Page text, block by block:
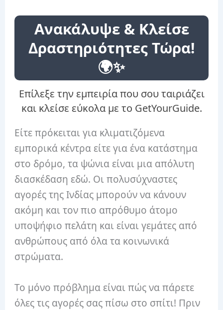
Ανακάλυψε & Κλείσε
Δραστηριότητες Τώρα!
🌍✨
Επίλεξε την εμπειρία που σου ταιριάζει
και κλείσε εύκολα με το GetYourGuide.
Είτε πρόκειται για κλιματιζόμενα
εμπορικά κέντρα είτε για ένα κατάστημα
στο δρόμο, τα ψώνια είναι μια απόλυτη
διασκέδαση εδώ. Οι πολυσύχναστες
αγορές της Ινδίας μπορούν να κάνουν
ακόμη και τον πιο απρόθυμο άτομο
υποψήφιο πελάτη και είναι γεμάτες από
ανθρώπους από όλα τα κοινωνικά
στρώματα.
Το μόνο πρόβλημα είναι πώς να πάρετε
όλες τις αγορές σας πίσω στο σπίτι! Πριν